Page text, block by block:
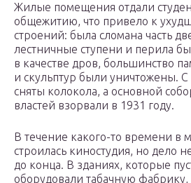
Жилые помещения отдали
общежитию, что привело к
строений: была сломана часть
лестничные ступени и перила
в качестве дров, большинство
и скульптур были уничтожены.
сняты колокола, а основной
властей взорвали в 1931 году.
В течение какого-то времени в
строилась киностудия, но дело
до конца. В зданиях, которые
оборудовали табачную фабрику,